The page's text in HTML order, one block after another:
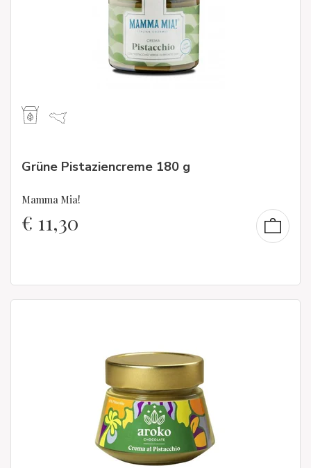
Grüne Pistaziencreme 180 g
Mamma Mia!
€ 11,30